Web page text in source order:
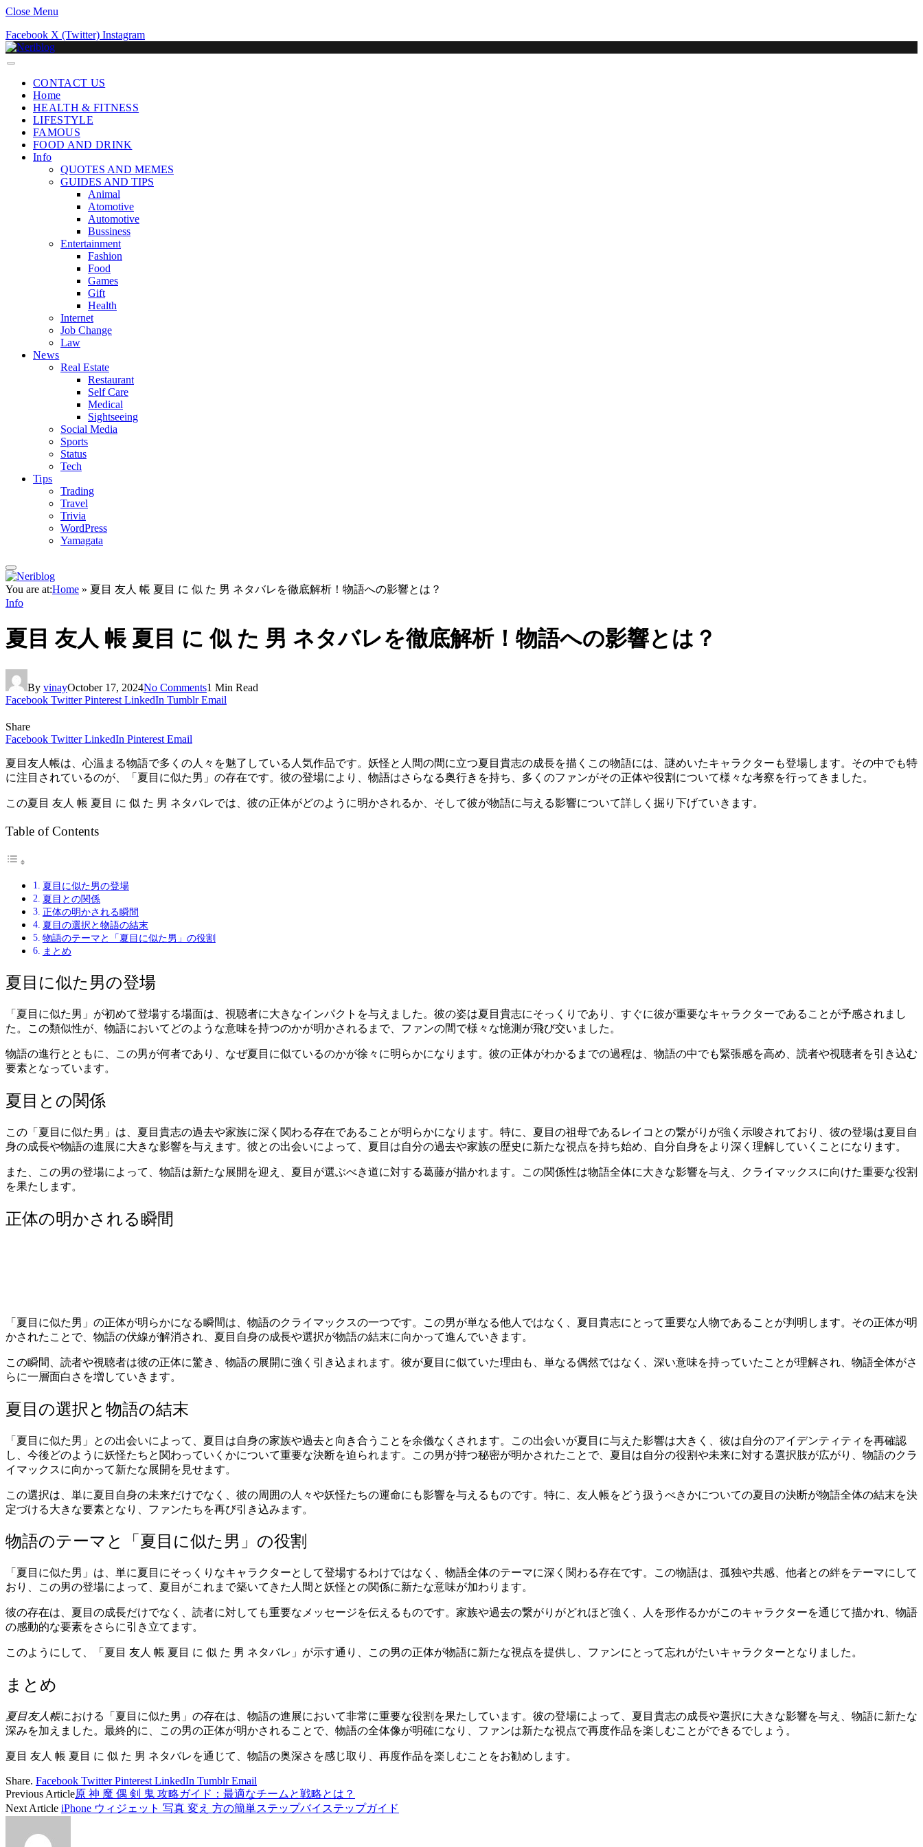
Close Menu
Facebook X (Twitter) Instagram
CONTACT US
Home
HEALTH & FITNESS
LIFESTYLE
FAMOUS
FOOD AND DRINK
Info
QUOTES AND MEMES
GUIDES AND TIPS
Animal
Atomotive
Automotive
Bussiness
Entertainment
Fashion
Food
Games
Gift
Health
Internet
Job Change
Law
News
Real Estate
Restaurant
Self Care
Medical
Sightseeing
Social Media
Sports
Status
Tech
Tips
Trading
Travel
Trivia
WordPress
Yamagata
You are at:Home » 夏目 友人 帳 夏目 に 似 た 男 ネタバレを徹底解析！物語への影響とは？
Info
夏目 友人 帳 夏目 に 似 た 男 ネタバレを徹底解析！物語への影響とは？
By vinayOctober 17, 2024No Comments1 Min Read
Facebook Twitter Pinterest LinkedIn Tumblr Email
Share
Facebook Twitter LinkedIn Pinterest Email
夏目友人帳は、心温まる物語で多くの人々を魅了している人気作品です。妖怪と人間の間に立つ夏目貴志の成長を描くこの物語には、謎めいたキャラクターも登場します。その中でも特
に注目されているのが、「夏目に似た男」の存在です。彼の登場により、物語はさらなる奥行きを持ち、多くのファンがその正体や役割について様々な考察を行ってきました。
この夏目 友人 帳 夏目 に 似 た 男 ネタバレでは、彼の正体がどのように明かされるか、そして彼が物語に与える影響について詳しく掘り下げていきます。
Table of Contents
夏目に似た男の登場
夏目との関係
正体の明かされる瞬間
夏目の選択と物語の結末
物語のテーマと「夏目に似た男」の役割
まとめ
夏目に似た男の登場
「夏目に似た男」が初めて登場する場面は、視聴者に大きなインパクトを与えました。彼の姿は夏目貴志にそっくりであり、すぐに彼が重要なキャラクターであることが予感されまし
た。この類似性が、物語においてどのような意味を持つのかが明かされるまで、ファンの間で様々な憶測が飛び交いました。
物語の進行とともに、この男が何者であり、なぜ夏目に似ているのかが徐々に明らかになります。彼の正体がわかるまでの過程は、物語の中でも緊張感を高め、読者や視聴者を引き込む
要素となっています。
夏目との関係
この「夏目に似た男」は、夏目貴志の過去や家族に深く関わる存在であることが明らかになります。特に、夏目の祖母であるレイコとの繋がりが強く示唆されており、彼の登場は夏目自
身の成長や物語の進展に大きな影響を与えます。彼との出会いによって、夏目は自分の過去や家族の歴史に新たな視点を持ち始め、自分自身をより深く理解していくことになります。
また、この男の登場によって、物語は新たな展開を迎え、夏目が選ぶべき道に対する葛藤が描かれます。この関係性は物語全体に大きな影響を与え、クライマックスに向けた重要な役割
を果たします。
正体の明かされる瞬間
「夏目に似た男」の正体が明らかになる瞬間は、物語のクライマックスの一つです。この男が単なる他人ではなく、夏目貴志にとって重要な人物であることが判明します。その正体が明
かされたことで、物語の伏線が解消され、夏目自身の成長や選択が物語の結末に向かって進んでいきます。
この瞬間、読者や視聴者は彼の正体に驚き、物語の展開に強く引き込まれます。彼が夏目に似ていた理由も、単なる偶然ではなく、深い意味を持っていたことが理解され、物語全体がさ
らに一層面白さを増していきます。
夏目の選択と物語の結末
「夏目に似た男」との出会いによって、夏目は自身の家族や過去と向き合うことを余儀なくされます。この出会いが夏目に与えた影響は大きく、彼は自分のアイデンティティを再確認
し、今後どのように妖怪たちと関わっていくかについて重要な決断を迫られます。この男が持つ秘密が明かされたことで、夏目は自分の役割や未来に対する選択肢が広がり、物語のクラ
イマックスに向かって新たな展開を見せます。
この選択は、単に夏目自身の未来だけでなく、彼の周囲の人々や妖怪たちの運命にも影響を与えるものです。特に、友人帳をどう扱うべきかについての夏目の決断が物語全体の結末を決
定づける大きな要素となり、ファンたちを再び引き込みます。
物語のテーマと「夏目に似た男」の役割
「夏目に似た男」は、単に夏目にそっくりなキャラクターとして登場するわけではなく、物語全体のテーマに深く関わる存在です。この物語は、孤独や共感、他者との絆をテーマにして
おり、この男の登場によって、夏目がこれまで築いてきた人間と妖怪との関係に新たな意味が加わります。
彼の存在は、夏目の成長だけでなく、読者に対しても重要なメッセージを伝えるものです。家族や過去の繋がりがどれほど強く、人を形作るかがこのキャラクターを通じて描かれ、物語
の感動的な要素をさらに引き立てます。
このようにして、「夏目 友人 帳 夏目 に 似 た 男 ネタバレ」が示す通り、この男の正体が物語に新たな視点を提供し、ファンにとって忘れがたいキャラクターとなりました。
まとめ
夏目友人帳における「夏目に似た男」の存在は、物語の進展において非常に重要な役割を果たしています。彼の登場によって、夏目貴志の成長や選択に大きな影響を与え、物語に新たな
深みを加えました。最終的に、この男の正体が明かされることで、物語の全体像が明確になり、ファンは新たな視点で再度作品を楽しむことができるでしょう。
夏目 友人 帳 夏目 に 似 た 男 ネタバレを通じて、物語の奥深さを感じ取り、再度作品を楽しむことをお勧めします。
Share. Facebook Twitter Pinterest LinkedIn Tumblr Email
Previous Article原 神 魔 偶 剣 鬼 攻略ガイド：最適なチームと戦略とは？
Next Article iPhone ウィジェット 写真 変え 方の簡単ステップバイステップガイド